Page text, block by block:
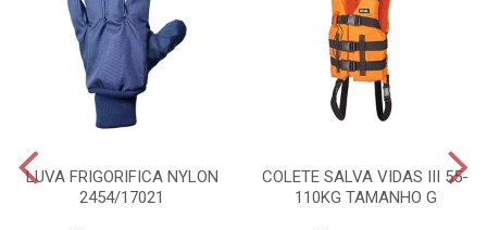
LUVA FRIGORIFICA NYLON
2454/17021
COLETE SALVA VIDAS III 55-
110KG TAMANHO G